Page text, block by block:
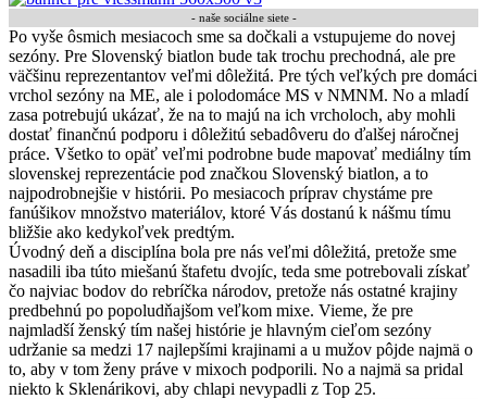
- naše sociálne siete-
Po vyše ôsmich mesiacoch sme sa dočkali a vstupujeme do novej
sezóny. Pre Slovenský biatlon bude tak trochu prechodná, ale pre
väčšinu reprezentantov veľmi dôležitá. Pre tých veľkých pre domáci
vrchol sezóny na ME, ale i polodomáce MS v NMNM. No a mladí
zasa potrebujú ukázať, že na to majú na ich vrcholoch, aby mohli
dostať finančnú podporu i dôležitú sebadôveru do ďalšej náročnej
práce. Všetko to opäť veľmi podrobne bude mapovať mediálny tím
slovenskej reprezentácie pod značkou Slovenský biatlon, a to
najpodrobnejšie v histórii. Po mesiacoch príprav chystáme pre
fanúšikov množstvo materiálov, ktoré Vás dostanú k nášmu tímu
bližšie ako kedykoľvek predtým.
Úvodný deň a disciplína bola pre nás veľmi dôležitá, pretože sme
nasadili iba túto miešanú štafetu dvojíc, teda sme potrebovali získať
čo najviac bodov do rebríčka národov, pretože nás ostatné krajiny
predbehnú po popoludňajšom veľkom mixe. Vieme, že pre
najmladší ženský tím našej histórie je hlavným cieľom sezóny
udržanie sa medzi 17 najlepšími krajinami a u mužov pôjde najmä o
to, aby v tom ženy práve v mixoch podporili. No a najmä sa pridal
niekto k Sklenárikovi, aby chlapi nevypadli z Top 25.